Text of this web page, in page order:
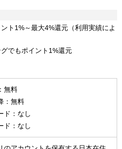
ト1%～最大4%還元（利用実績によ
でもポイント1%還元
無料
：無料
ド：なし
ド：なし